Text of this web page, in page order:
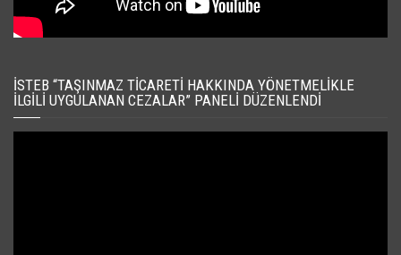
İSTEB “TAŞINMAZ TICARETI HAKKINDA YÖNETMELIKLE
İLGILI UYGULANAN CEZALAR” PANELI DÜZENLENDI